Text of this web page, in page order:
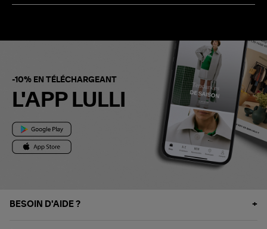
-10% EN TÉLÉCHARGEANT
L'APP LULLI
BESOIN D'AIDE ?